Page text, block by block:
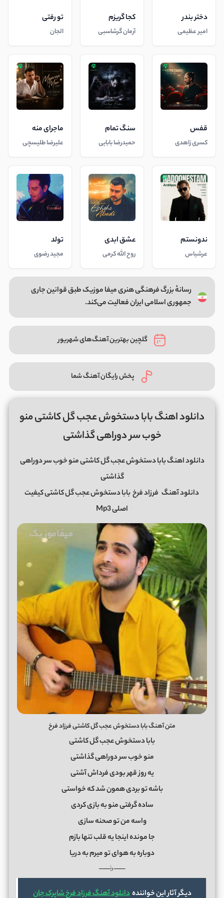
دختر بندر
امیر عظیمی
کجا گریزم
آرمان گرشاسبی
تو رفتی
الجان
قفس
کسری زاهدی
سنگ تمام
حمیدرضا بابایی
ماجرای منه
علیرضا طلیسچی
ندونستم
عرشیاس
عشق ابدی
روح الله کرمی
تولد
مجید رضوی
رسانهٔ بزرگ فرهنگی هنری میفا موزیک طبق قوانین جاری
جمهوری اسلامی ایران فعالیت می‌کند.
گلچین بهترین آهنگ‌های شهریور
پخش رایگان آهنگ شما
دانلود اهنگ بابا دستخوش عجب گل کاشتی منو
خوب سر دوراهی گذاشتی
دانلود اهنگ بابا دستخوش عجب گل کاشتی منو خوب سر دوراهی
گذاشتی
دانلود آهنگ فرزاد فرخبابا دستخوش عجب گل کاشتی کیفیت
اصلی Mp3
متن آهنگ بابا دستخوش عجب گل کاشتی فرزاد فرخ
بابا دستخوش عجب گل کاشتی
منو خوب سر دوراهی گذاشتی
یه روز قهر بودی فرداش آشتی
باشه تو بردی همون شد که خواستی
ساده گرفتی منو به بازی کردی
واسه من تو صحنه سازی
جا مونده اینجا یه قلب تنها بازم
دوباره به هوای تو میرم به دریا
──♭──
دیگر آثار این خوانندهدانلود آهنگ فرزاد فرخ شاپرک جان